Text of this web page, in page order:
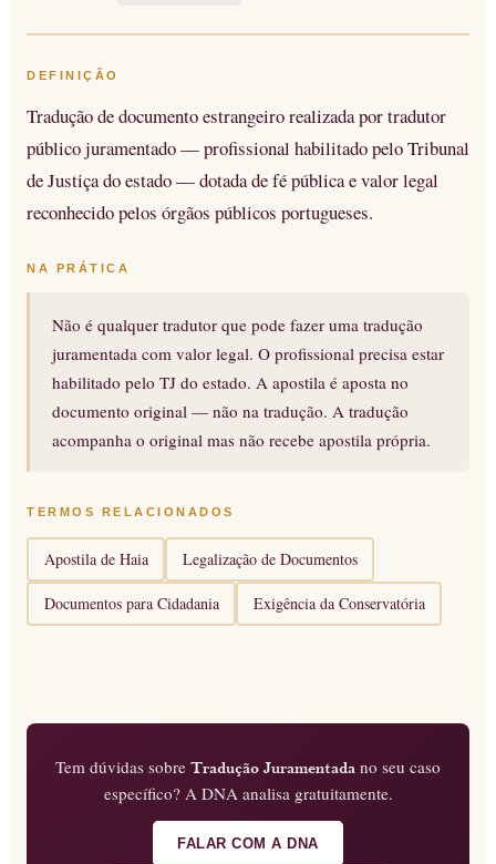
DEFINIÇÃO
Tradução de documento estrangeiro realizada por tradutor
público juramentado — profissional habilitado pelo Tribunal
de Justiça do estado — dotada de fé pública e valor legal
reconhecido pelos órgãos públicos portugueses.
NA PRÁTICA
Não é qualquer tradutor que pode fazer uma tradução
juramentada com valor legal. O profissional precisa estar
habilitado pelo TJ do estado. A apostila é aposta no
documento original — não na tradução. A tradução
acompanha o original mas não recebe apostila própria.
TERMOS RELACIONADOS
Apostila de Haia Legalização de Documentos
Documentos para Cidadania Exigência da Conservatória
Tem dúvidas sobre Tradução Juramentada no seu caso
específico? A DNA analisa gratuitamente.
FALAR COM A DNA